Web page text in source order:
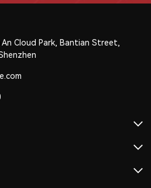
Cloud Park, Bantian Street,